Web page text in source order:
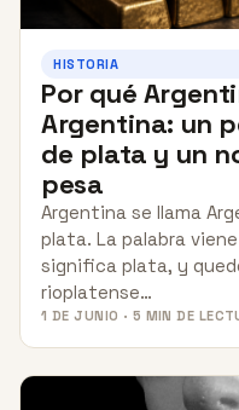
HISTORIA
Por qué
Argentina: un
de plata y un
pesa
Argentina se llama
plata. La palabra
significa plata, y
rioplatense…
1 DE JUNIO · 5 MIN DE